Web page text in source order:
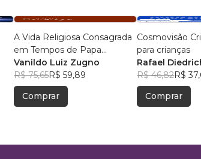
A Vida Religiosa Consagrada
em Tempos de Papa
Francisco
Vanildo Luiz Zugno
R$ 75,65R$ 59,89
Comprar
Cosmovisão
para crianças
Rafael
R$ 46,82R$
Comprar